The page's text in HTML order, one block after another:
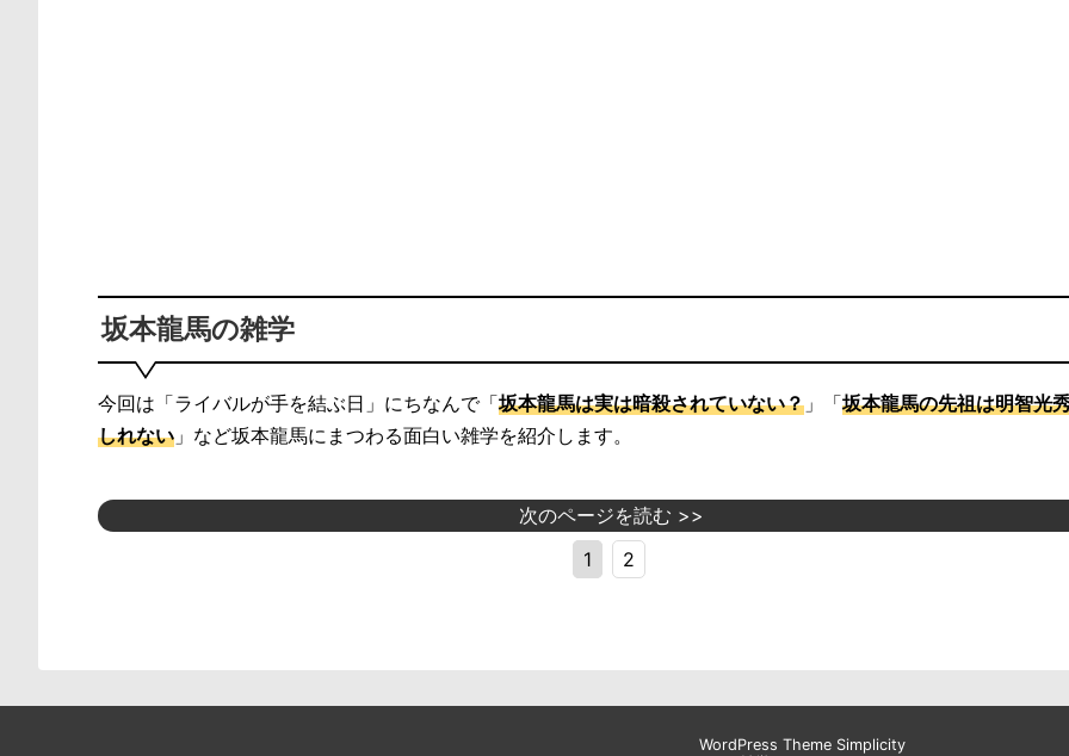
坂本龍馬の雑学
今回は「ライバルが手を結ぶ日」にちなんで「坂本龍馬は実は暗殺されていない？ 」「坂本龍馬の先祖は明智光
しれない 」など坂本龍馬にまつわる面白い雑学を紹介します。
次のページを読む >>
1
2
WordPress Theme Simplicity